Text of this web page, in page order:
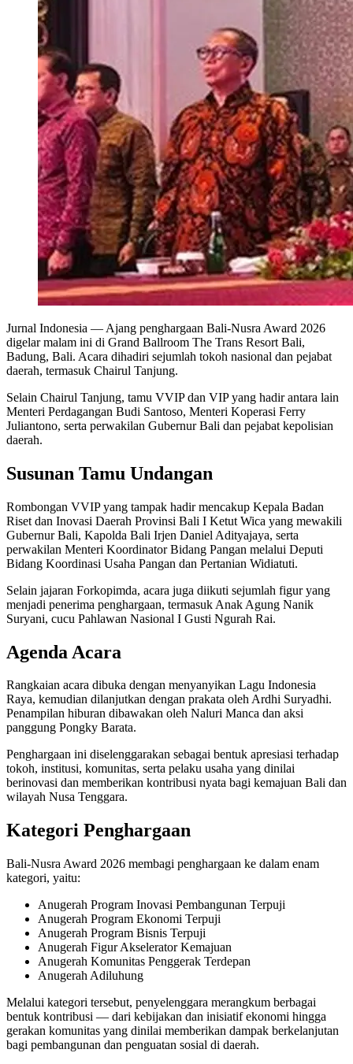
Jurnal Indonesia — Ajang penghargaan Bali-Nusra Award 2026
digelar malam ini di Grand Ballroom The Trans Resort Bali,
Badung, Bali. Acara dihadiri sejumlah tokoh nasional dan pejabat
daerah, termasuk Chairul Tanjung.
Selain Chairul Tanjung, tamu VVIP dan VIP yang hadir antara lain
Menteri Perdagangan Budi Santoso, Menteri Koperasi Ferry
Juliantono, serta perwakilan Gubernur Bali dan pejabat kepolisian
daerah.
Susunan Tamu Undangan
Rombongan VVIP yang tampak hadir mencakup Kepala Badan
Riset dan Inovasi Daerah Provinsi Bali I Ketut Wica yang mewakili
Gubernur Bali, Kapolda Bali Irjen Daniel Adityajaya, serta
perwakilan Menteri Koordinator Bidang Pangan melalui Deputi
Bidang Koordinasi Usaha Pangan dan Pertanian Widiatuti.
Selain jajaran Forkopimda, acara juga diikuti sejumlah figur yang
menjadi penerima penghargaan, termasuk Anak Agung Nanik
Suryani, cucu Pahlawan Nasional I Gusti Ngurah Rai.
Agenda Acara
Rangkaian acara dibuka dengan menyanyikan Lagu Indonesia
Raya, kemudian dilanjutkan dengan prakata oleh Ardhi Suryadhi.
Penampilan hiburan dibawakan oleh Naluri Manca dan aksi
panggung Pongky Barata.
Penghargaan ini diselenggarakan sebagai bentuk apresiasi terhadap
tokoh, institusi, komunitas, serta pelaku usaha yang dinilai
berinovasi dan memberikan kontribusi nyata bagi kemajuan Bali dan
wilayah Nusa Tenggara.
Kategori Penghargaan
Bali-Nusra Award 2026 membagi penghargaan ke dalam enam
kategori, yaitu:
Anugerah Program Inovasi Pembangunan Terpuji
Anugerah Program Ekonomi Terpuji
Anugerah Program Bisnis Terpuji
Anugerah Figur Akselerator Kemajuan
Anugerah Komunitas Penggerak Terdepan
Anugerah Adiluhung
Melalui kategori tersebut, penyelenggara merangkum berbagai
bentuk kontribusi — dari kebijakan dan inisiatif ekonomi hingga
gerakan komunitas yang dinilai memberikan dampak berkelanjutan
bagi pembangunan dan penguatan sosial di daerah.